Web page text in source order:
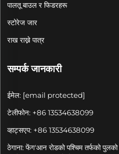
पालतू बाउल र फिडरहरू
स्टोरेज जार
राख राख्ने पात्र
सम्पर्क जानकारी
ईमेल: [email protected]
टेलीफोन: +86 13534638099
व्हाट्सएप: +86 13534638099
ठेगाना: फेंग'आन रोडको पश्चिम तर्फको